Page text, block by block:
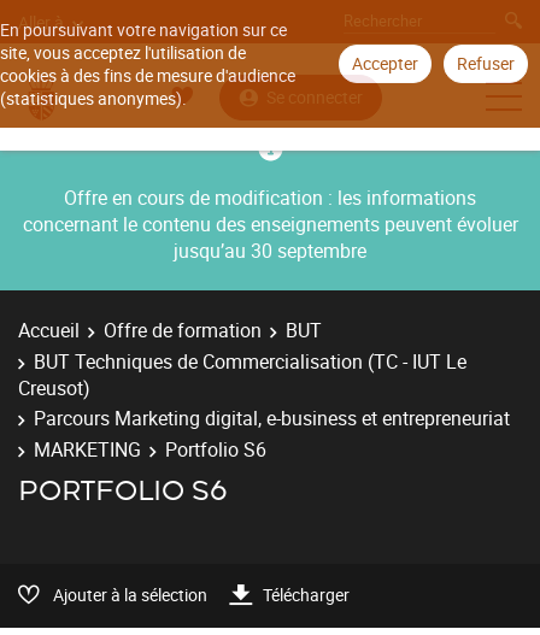
En poursuivant votre navigation sur ce
site, vous acceptez l'utilisation de
cookies à des fins de mesure d'audience
(statistiques anonymes).
Accepter Refuser
Aller à
Se connecter
Offre en cours de modification : les informations
concernant le contenu des enseignements peuvent évoluer
jusqu’au 30 septembre
Accueil Offre de formation
BUT
BUT Techniques de Commercialisation (TC - IUT Le
Creusot)
Parcours Marketing digital, e-business et entrepreneuriat
MARKETING
Portfolio S6
PORTFOLIO S6
Ajouter à la sélection Télécharger